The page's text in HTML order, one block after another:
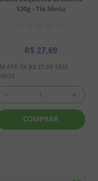
120g - Tia Sônia
R$ 27,69
ATÉ 1X R$ 27,69 SEM
＋
－
COMPRAR